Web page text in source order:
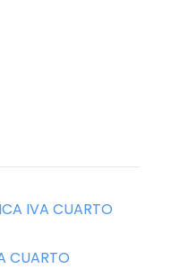
IVA CUARTO
CUARTO